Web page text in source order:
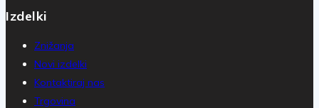
Izdelki
Znižanja
Novi izdelki
Kontaktiraj nas
Trgovina